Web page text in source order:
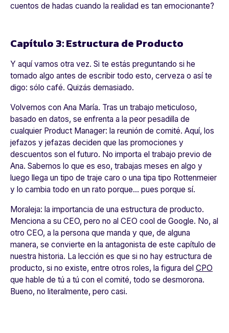
cuentos de hadas cuando la realidad es tan emocionante?
Capítulo 3: Estructura de Producto
Y aquí vamos otra vez. Si te estás preguntando si he
tomado algo antes de escribir todo esto, cerveza o así te
digo: sólo café. Quizás demasiado.
Volvemos con Ana María. Tras un trabajo meticuloso,
basado en datos, se enfrenta a la peor pesadilla de
cualquier Product Manager: la reunión de comité. Aquí, los
jefazos y jefazas deciden que las promociones y
descuentos son el futuro. No importa el trabajo previo de
Ana. Sabemos lo que es eso, trabajas meses en algo y
luego llega un tipo de traje caro o una tipa tipo Rottenmeier
y lo cambia todo en un rato porque... pues porque sí.
Moraleja: la importancia de una estructura de producto.
Menciona a su CEO, pero no al CEO cool de Google. No, al
otro CEO, a la persona que manda y que, de alguna
manera, se convierte en la antagonista de este capítulo de
nuestra historia. La lección es que si no hay estructura de
producto, si no existe, entre otros roles, la figura del CPO
que hable de tú a tú con el comité, todo se desmorona.
Bueno, no literalmente, pero casi.